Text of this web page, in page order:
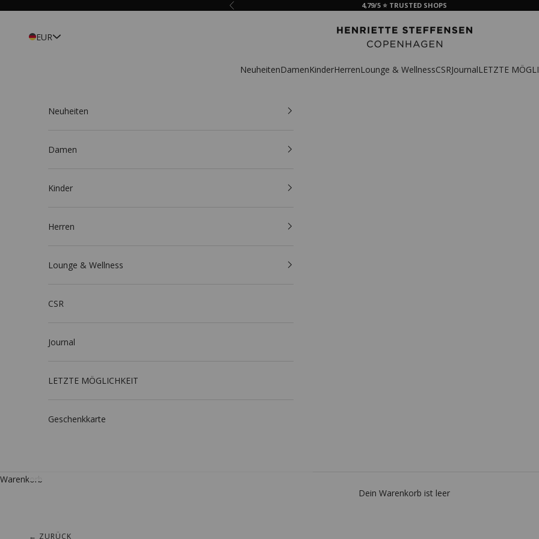
Zurück 4,79/5 ⭐ TRUSTED SHOPS
EUR HSCPH
NeuheitenDamenKinderHerrenLounge & WellnessCSRJournalLETZTE
Neuheiten
Damen
Kinder
Herren
Lounge & Wellness
CSR
Journal
LETZTE MÖGLICHKEIT
Geschenkkarte
Warenkorb
Dein Warenkorb ist leer
← ZURÜCK